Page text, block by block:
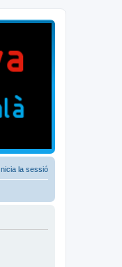
Inicia la sessió